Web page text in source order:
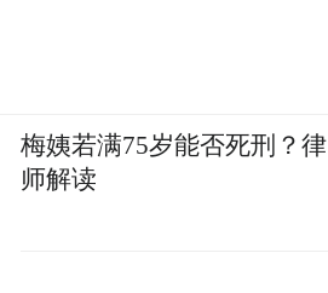
梅姨若满75岁能否死刑？律
师解读